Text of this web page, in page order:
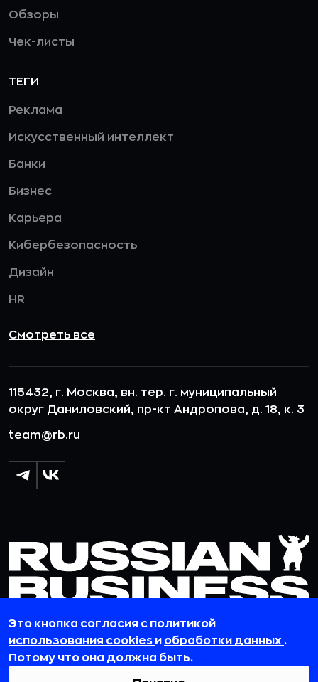
Обзоры
Чек-листы
ТЕГИ
Реклама
Искусственный интеллект
Банки
Бизнес
Карьера
Кибербезопасность
Дизайн
HR
Смотреть все
115432, г. Москва, вн. тер. г. муниципальный
округ Даниловский, пр-кт Андропова, д. 18, к. 3
team@rb.ru
© 2012-2026 ООО «РБточкаРУ». ИНН 7729703526, КПП 772501001,
ОГРН 1127746119841
ООО «РБточкаРУ» является оператором по обработке
Это кнопка согласия с политикой
использования cookies и обработки данных .
Потому что она должна быть.